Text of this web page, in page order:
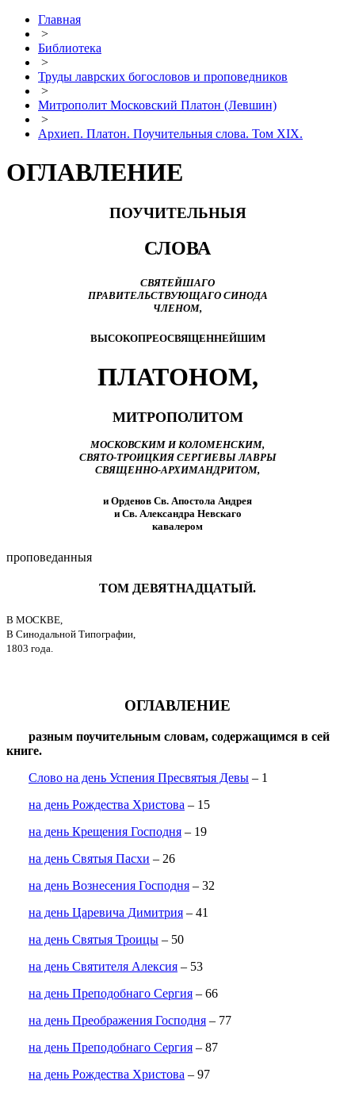
Главная
>
Библиотека
>
Труды лаврских богословов и проповедников
>
Митрополит Московский Платон (Левшин)
>
Архиеп. Платон. Поучительныя слова. Том XIX.
ОГЛАВЛЕНИЕ
ПОУЧИТЕЛЬНЫЯ
СЛОВА
СВЯТЕЙШАГО
ПРАВИТЕЛЬСТВУЮЩАГО СИНОДА
ЧЛЕНОМ,
ВЫСОКОПРЕОСВЯЩЕННЕЙШИМ
ПЛАТОНОМ,
МИТРОПОЛИТОМ
МОСКОВСКИМ И КОЛОМЕНСКИМ,
СВЯТО-ТРОИЦКИЯ СЕРГИЕВЫ ЛАВРЫ
СВЯЩЕННО-АРХИМАНДРИТОМ,
и Орденов Св. Апостола Андрея
и Св. Александра Невскаго
кавалером
проповеданныя
ТОМ ДЕВЯТНАДЦАТЫЙ.
В МОСКВЕ,
В Синодальной Типографии,
1803 года.
ОГЛАВЛЕНИЕ
разным поучительным словам, содержащимся в сей
книге.
Слово на день Успения Пресвятыя Девы – 1
на день Рождества Христова – 15
на день Крещения Господня – 19
на день Святыя Пасхи – 26
на день Вознесения Господня – 32
на день Царевича Димитрия – 41
на день Святыя Троицы – 50
на день Святителя Алексия – 53
на день Преподобнаго Сергия – 66
на день Преображения Господня – 77
на день Преподобнаго Сергия – 87
на день Рождества Христова – 97